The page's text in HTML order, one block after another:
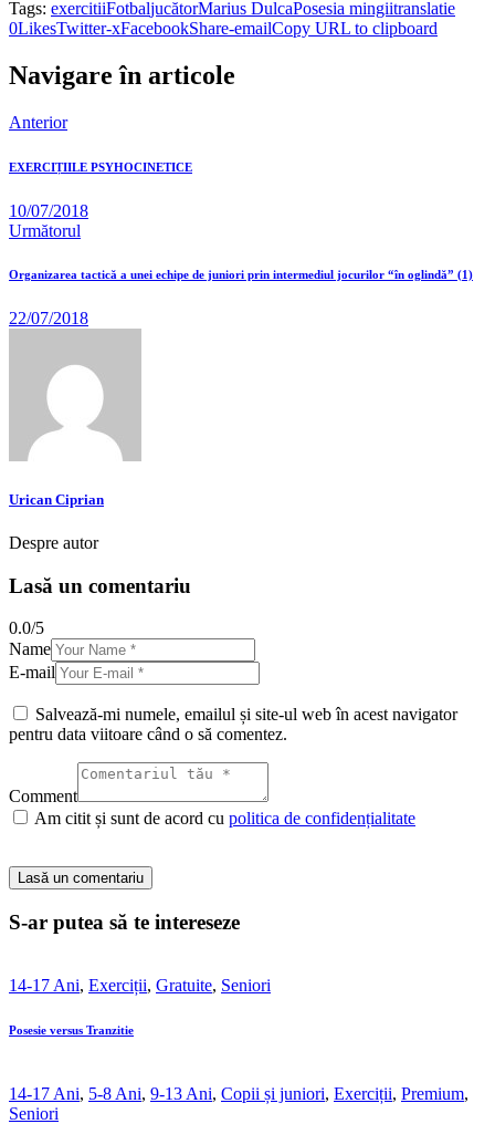
Tags: exercitiiFotbaljucătorMarius DulcaPosesia mingiitranslatie
0LikesTwitter-xFacebookShare-emailCopy URL to clipboard
Navigare în articole
Anterior
EXERCIȚIILE PSYHOCINETICE
10/07/2018
Următorul
Organizarea tactică a unei echipe de juniori prin intermediul jocurilor “în oglindă” (1)
22/07/2018
Urican Ciprian
Despre autor
Lasă un comentariu
0.0/5
Name
E-mail
Salvează-mi numele, emailul și site-ul web în acest navigator
pentru data viitoare când o să comentez.
Comment
Am citit și sunt de acord cu politica de confidențialitate
S-ar putea să te intereseze
14-17 Ani, Exerciții, Gratuite, Seniori
Posesie versus Tranzitie
14-17 Ani, 5-8 Ani, 9-13 Ani, Copii și juniori, Exerciții, Premium,
Seniori